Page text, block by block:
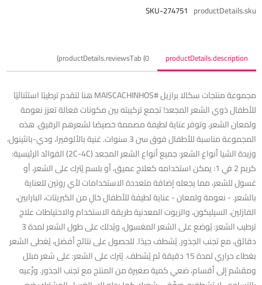
productDetails.sku
SKU-274751
productDetails.description
productDetails.reviewsTab (0)
مجموعة منتجات سكالا برازيل #MAISCACHINHOS هنا لتقدم ترطيبًا استثنائيًا
للأطفال ذوي الشعر المجعد! تجمع تركيبته بين مكونات فعالة تعزز نعومة
ولمعان الشعر، وتوفر عناية لطيفة مصممة خصيصًا لشعرهم الرقيق. هذه
المجموعة مناسبة للأطفال فوق سن 3 سنوات. غنية بالألوفيرا، ودي-بانثينول،
وزبدة الشيا أنواع الشعر: جميع أنواع الشعر المجعد (2C-4C) الفوائد الرئيسية:
كريم 2 في 1: يمكن استخدامه كعلاج عميق، أو بلسم يُترك على الشعر، أو
غسول للشعر، مما يجعله إضافة متعددة الاستخدامات لأي روتين للعناية
بالشعر. - نعومة ولمعان - عناية لطيفة للأطفال خالٍ من الكبريتات، البارابين،
الفازلين، السيليكون، والزيوت المعدنية طريقة الاستخدام والاحتياطات علاج
ترطيب الشعر: يُوضع على الشعر المغسول، ويُدلك على طول الشعر لمدة 3
دقائق، مع تجنب الجذور. يُشطف جيدًا. للحصول على نتائج أفضل، يُغطى الشعر
بغطاء حراري لمدة 15 دقيقة ثم يُشطف. يُترك على الشعر: على شعر مبلل
ومقسّم إلى أقسام، ضعي كمية صغيرة من المنتج مع تجنب الجذور. وزّعيه